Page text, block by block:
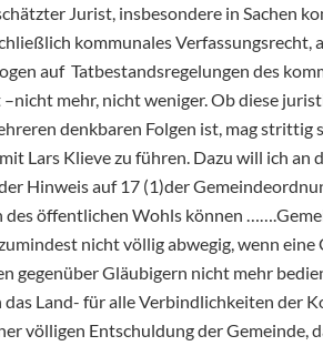
Jurist, insbesondere in Sachen
kommunales Verfassungsrecht,
auf Tatbestandsregelungen des
mehr, nicht weniger. Ob diese
denkbaren Folgen ist, mag strittig
Lars Klieve zu führen. Dazu will ich an
Hinweis auf 17 (1)der
des öffentlichen Wohls können
nicht völlig abwegig, wenn
gegenüber Gläubigern nicht mehr
Land- für alleVerbindlichkeiten der
völligen Entschuldung der Gemeinde,